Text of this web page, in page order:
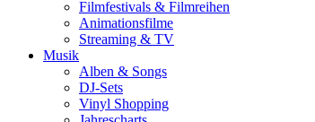
Filmfestivals & Filmreihen
Animationsfilme
Streaming & TV
Musik
Alben & Songs
DJ-Sets
Vinyl Shopping